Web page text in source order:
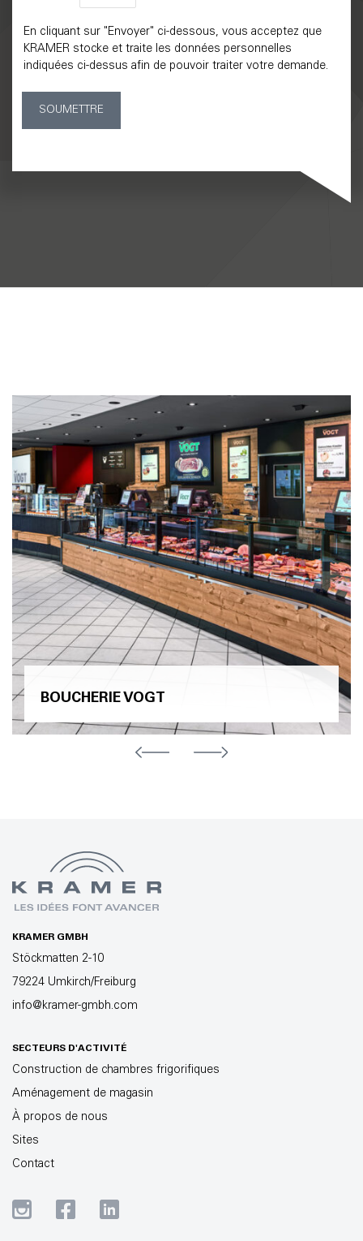
En cliquant sur "Envoyer" ci-dessous, vous acceptez que
KRAMER stocke et traite les données personnelles
indiquées ci-dessus afin de pouvoir traiter votre demande.
SOUMETTRE
BOUCHERIE VOGT
KRAMER GMBH
Stöckmatten 2-10
79224 Umkirch/Freiburg
info@kramer-gmbh.com
SECTEURS D'ACTIVITÉ
Construction de chambres frigorifiques
Aménagement de magasin
À propos de nous
Sites
Contact